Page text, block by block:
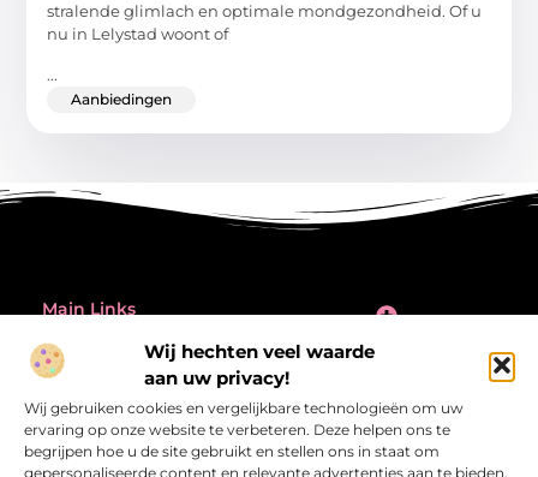
Wij hechten veel waarde
aan uw privacy!
Wij gebruiken cookies en vergelijkbare technologieën om uw
ervaring op onze website te verbeteren. Deze helpen ons te
begrijpen hoe u de site gebruikt en stellen ons in staat om
gepersonaliseerde content en relevante advertenties aan te bieden.
stralende glimlach en optimale mondgezondheid. Of u
nu in Lelystad woont of
...
Aanbiedingen
Main Links
@2025 All Right Reserved.
www.referentiecontrole.nl
Bericht categorie